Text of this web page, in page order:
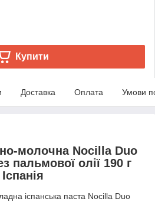
Купити
Доставка Оплата Умови
молочна Nocilla Duo
пальмової олії 190 г
Іспанія
іспанська паста Nocilla Duo